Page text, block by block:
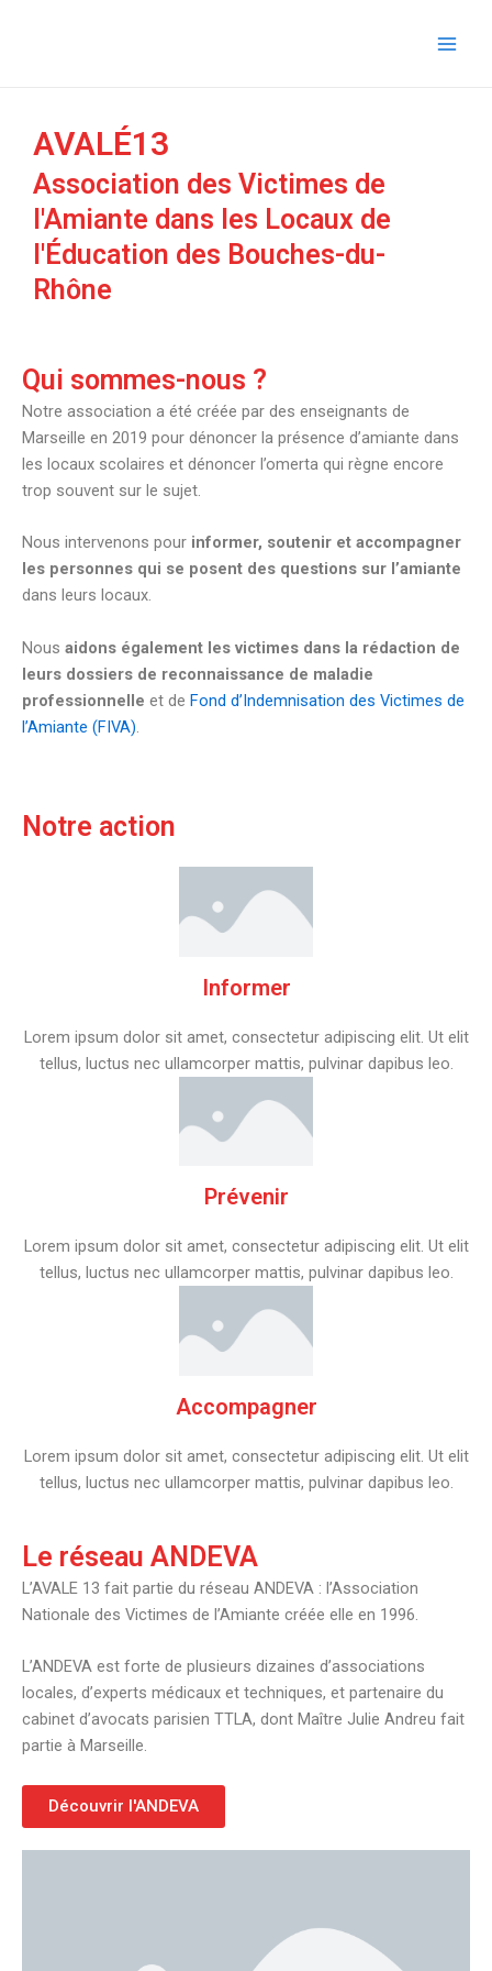
AVALÉ13
Association des Victimes de
l'Amiante dans les Locaux de
l'Éducation des Bouches-du-
Rhône
Qui sommes-nous ?
Notre association a été créée par des enseignants de
Marseille en 2019 pour dénoncer la présence d’amiante dans
les locaux scolaires et dénoncer l’omerta qui règne encore
trop souvent sur le sujet.
Nous intervenons pour informer, soutenir et accompagner
les personnes qui se posent des questions sur l’amiante
dans leurs locaux.
Nous aidons également les victimes dans la rédaction de
leurs dossiers de reconnaissance de maladie
professionnelle et de Fond d’Indemnisation des Victimes de
l’Amiante (FIVA).
Notre action
Informer
Lorem ipsum dolor sit amet, consectetur adipiscing elit. Ut elit
tellus, luctus nec ullamcorper mattis, pulvinar dapibus leo.
Prévenir
Lorem ipsum dolor sit amet, consectetur adipiscing elit. Ut elit
tellus, luctus nec ullamcorper mattis, pulvinar dapibus leo.
Accompagner
Lorem ipsum dolor sit amet, consectetur adipiscing elit. Ut elit
tellus, luctus nec ullamcorper mattis, pulvinar dapibus leo.
Le réseau ANDEVA
L’AVALE 13 fait partie du réseau ANDEVA : l’Association
Nationale des Victimes de l’Amiante créée elle en 1996.
L’ANDEVA est forte de plusieurs dizaines d’associations
locales, d’experts médicaux et techniques, et partenaire du
cabinet d’avocats parisien TTLA, dont Maître Julie Andreu fait
partie à Marseille.
Découvrir l'ANDEVA